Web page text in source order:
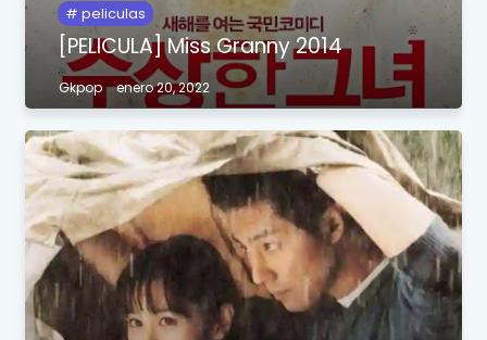
peliculas
[PELICULA] Miss Granny 2014
Gkpop enero 20, 2022